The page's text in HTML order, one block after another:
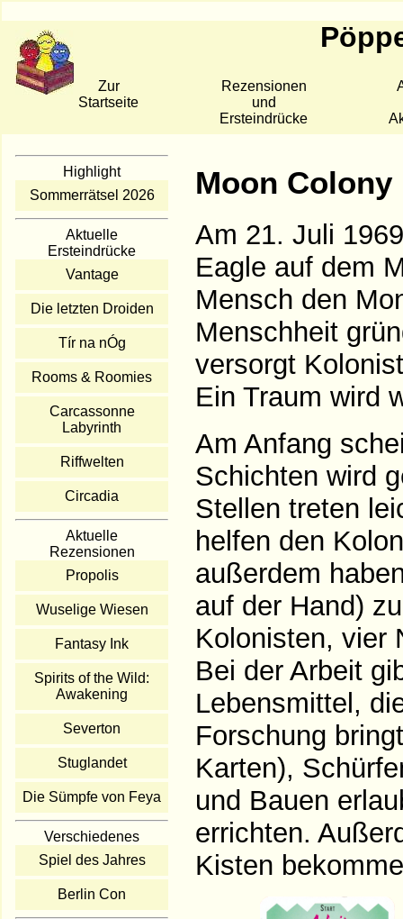
Zur
Startseite
Rezensionen
und
Ersteindrücke
Highlight
Sommerrätsel 2026
Aktuelle
Ersteindrücke
Vantage
Die letzten Droiden
Tír na nÓg
Rooms & Roomies
Carcassonne
Labyrinth
Riffwelten
Circadia
Aktuelle
Rezensionen
Propolis
Wuselige Wiesen
Fantasy Ink
Spirits of the Wild:
Awakening
Severton
Stuglandet
Die Sümpfe von Feya
Verschiedenes
Spiel des Jahres
Berlin Con
Moon
Am 21. Juli
Eagle auf dem
Mensch den
Menschheit
versorgt
Ein Traum wird
Am Anfang
Schichten wird
Stellen treten
helfen den
außerdem
auf der Hand)
Kolonisten, vier
Bei der Arbeit
Lebensmittel,
Forschung
Karten),
und Bauen
errichten.
Kisten